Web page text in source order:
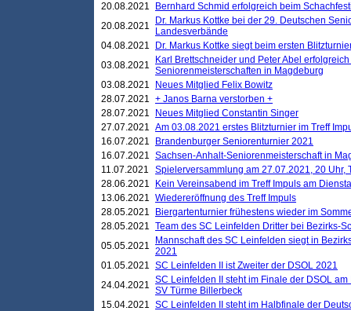
20.08.2021
Bernhard Schmid erfolgreich beim
20.08.2021
Dr. Markus Kottke bei der 29. Deutschen
Landesverbände
04.08.2021
Dr. Markus Kottke siegt beim ersten
03.08.2021
Karl Brettschneider und Peter Abel
Seniorenmeisterschaften in Magdeburg
03.08.2021
Neues Mitglied Felix Bowitz
28.07.2021 + Janos Barna verstorben +
28.07.2021
Neues Mitglied Constantin Singer
27.07.2021 Am 03.08.2021 erstes Blitzturnier im Treff
16.07.2021
Brandenburger Seniorenturnier 2021
16.07.2021 Sachsen-Anhalt-Seniorenmeisterschaft in
11.07.2021
Spielerversammlung am 27.07.2021, 20 Uhr,
28.06.2021
Kein Vereinsabend im Treff Impuls am
13.06.2021 Wiedereröffnung des Treff Impuls
28.05.2021
Biergartenturnier frühestens wieder im
28.05.2021 Team des SC Leinfelden Dritter bei Bezirks-
05.05.2021
Mannschaft des SC Leinfelden siegt in
2021
01.05.2021 SC Leinfelden II ist Zweiter der DSOL 2021
24.04.2021 SC Leinfelden II steht im Finale der DSOL
SV Türme Billerbeck
15.04.2021 SC Leinfelden II steht im Halbfinale der